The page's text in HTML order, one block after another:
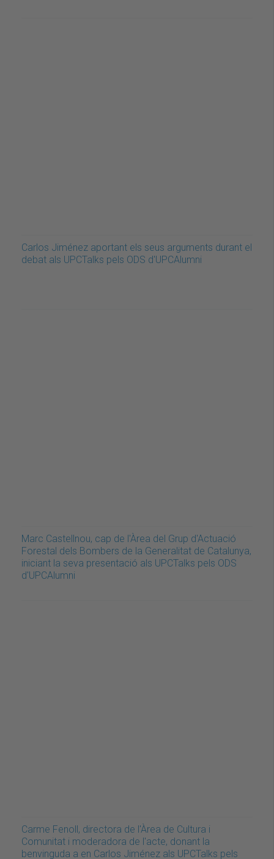
Carlos Jiménez aportant els seus arguments durant el
debat als UPCTalks pels ODS d'UPCAlumni
Marc Castellnou, cap de l'Àrea del Grup d'Actuació
Forestal dels Bombers de la Generalitat de Catalunya,
iniciant la seva presentació als UPCTalks pels ODS
d'UPCAlumni
Carme Fenoll, directora de l'Àrea de Cultura i
Comunitat i moderadora de l'acte, donant la
benvinguda a en Carlos Jiménez als UPCTalks pels